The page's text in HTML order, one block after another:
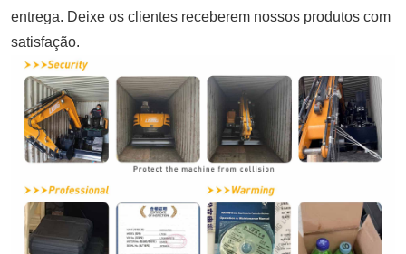
entrega. Deixe os clientes receberem nossos produtos com
satisfação.